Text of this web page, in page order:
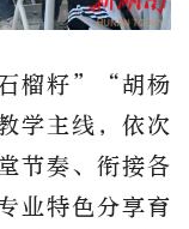
榴籽”“胡杨
学主线，依次
节奏、衔接各
业特色分享育